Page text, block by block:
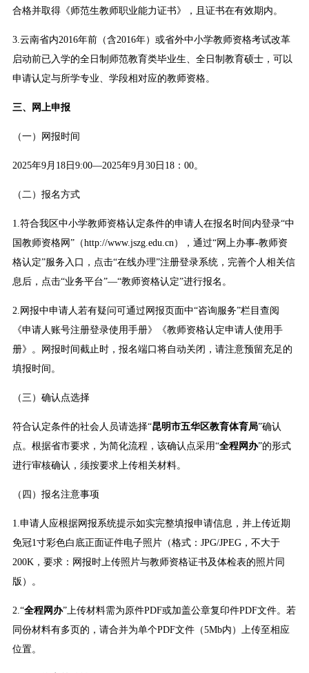
合格并取得《师范生教师职业能力证书》，且证书在有效期内。
3.云南省内2016年前（含2016年）或省外中小学教师资格考试改革
启动前已入学的全日制师范教育类毕业生、全日制教育硕士，可以
申请认定与所学专业、学段相对应的教师资格。
三、网上申报
（一）网报时间
2025年9月18日9:00—2025年9月30日18：00。
（二）报名方式
1.符合我区中小学教师资格认定条件的申请人在报名时间内登录“中
国教师资格网”（http://www.jszg.edu.cn），通过“网上办事-教师资
格认定”服务入口，点击“在线办理”注册登录系统，完善个人相关信
息后，点击“业务平台”—“教师资格认定”进行报名。
2.网报中申请人若有疑问可通过网报页面中“咨询服务”栏目查阅
《申请人账号注册登录使用手册》《教师资格认定申请人使用手
册》。网报时间截止时，报名端口将自动关闭，请注意预留充足的
填报时间。
（三）确认点选择
符合认定条件的社会人员请选择“昆明市五华区教育体育局”确认
点。根据省市要求，为简化流程，该确认点采用“全程网办”的形式
进行审核确认，须按要求上传相关材料。
（四）报名注意事项
1.申请人应根据网报系统提示如实完整填报申请信息，并上传近期
免冠1寸彩色白底正面证件电子照片（格式：JPG/JPEG，不大于
200K，要求：网报时上传照片与教师资格证书及体检表的照片同
版）。
2.“全程网办”上传材料需为原件PDF或加盖公章复印件PDF文件。若
同份材料有多页的，请合并为单个PDF文件（5Mb内）上传至相应
位置。